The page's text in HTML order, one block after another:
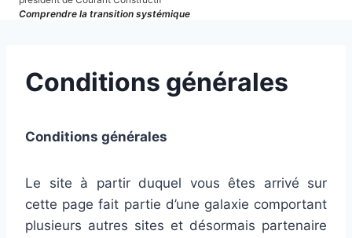
Comprendre la transition systémique
Conditions générales
Conditions générales
Le site à partir duquel vous êtes arrivé sur
cette page fait partie d’une galaxie comportant
plusieurs autres sites et désormais partenaire